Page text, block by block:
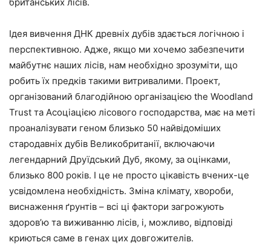
британських лісів.
Ідея вивчення ДНК древніх дубів здається логічною і
перспективною. Адже, якщо ми хочемо забезпечити
майбутнє наших лісів, нам необхідно зрозуміти, що
робить їх предків такими витривалими. Проект,
організований благодійною організацією the Woodland
Trust та Асоціацією лісового господарства, має на меті
проаналізувати геном близько 50 найвідоміших
стародавніх дубів Великобританії, включаючи
легендарний Друїдський Дуб, якому, за оцінками,
близько 800 років. І це не просто цікавість вчених-це
усвідомлена необхідність. Зміна клімату, хвороби,
виснаження ґрунтів – всі ці фактори загрожують
здоров’ю та виживанню лісів, і, можливо, відповіді
криються саме в генах цих довгожителів.